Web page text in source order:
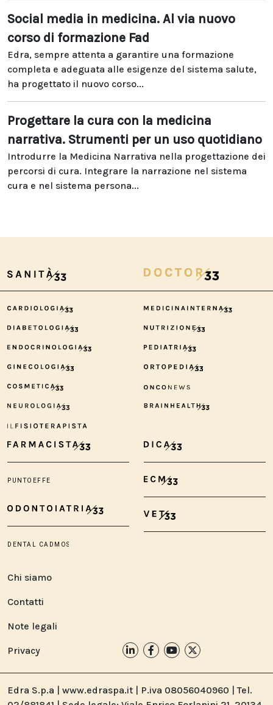
Social media in medicina. Al via nuovo
corso di formazione Fad
Edra, sempre attenta a garantire una formazione
completa e adeguata alle esigenze del sistema salute,
ha progettato il nuovo corso...
Progettare la cura con la medicina
narrativa. Strumenti per un uso quotidiano
Introdurre la Medicina Narrativa nella progettazione dei
percorsi di cura. Integrare la narrazione nel sistema
cura e nel sistema persona...
Chi siamo
Contatti
Note legali
Privacy
Edra S.p.a | www.edraspa.it | P.iva 08056040960 | Tel.